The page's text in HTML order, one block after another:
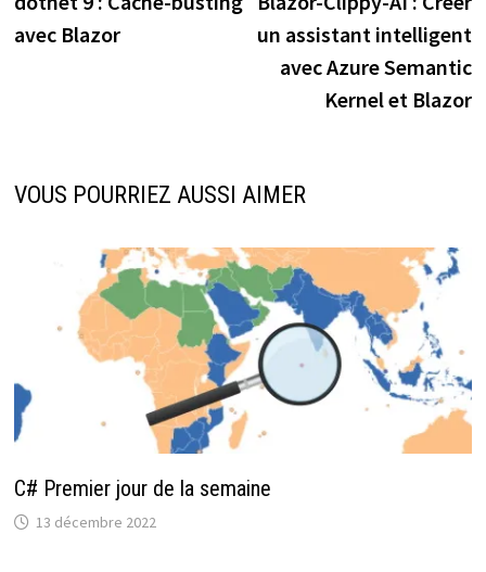
de
avec Blazor
un assistant intelligent
avec Azure Semantic
Kernel et Blazor
VOUS POURRIEZ AUSSI AIMER
C# Premier jour de la semaine
13 décembre 2022